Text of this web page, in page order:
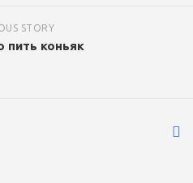
STORY
пить коньяк